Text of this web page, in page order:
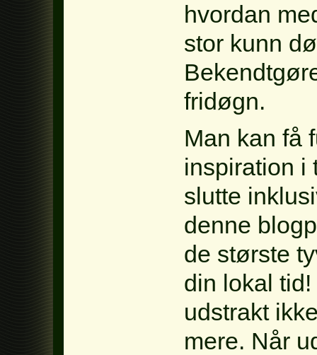
hvordan
stor kunn
fridøgn.
Man kan få
inspiration i
slutte
denne
de største
din lokal
udstrakt
mere. Når